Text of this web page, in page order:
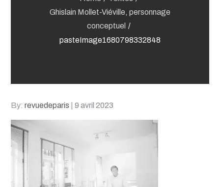
Ghislain Mollet-Viéville, personnage
conceptuel
pasteImage1680798332848
By:revuedeparis
Posted
9 avril 2023